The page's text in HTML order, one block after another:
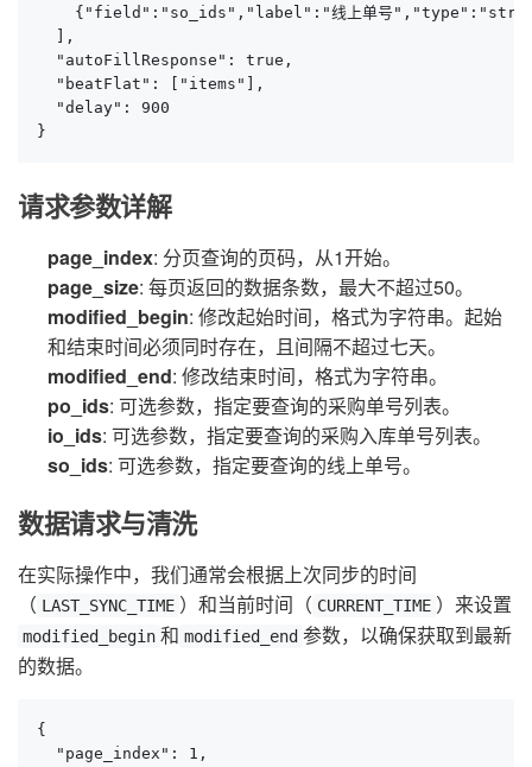
{"field":"so_ids","label":"线上单号
  ],
  "autoFillResponse": true,
  "beatFlat": ["items"],
  "delay": 900
}
请求参数详解
page_index: 分页查询的页码，从1开始。
page_size: 每页返回的数据条数，最大不超过50。
modified_begin: 修改起始时间，格式为字符串。起始
和结束时间必须同时存在，且间隔不超过七天。
modified_end: 修改结束时间，格式为字符串。
po_ids: 可选参数，指定要查询的采购单号列表。
io_ids: 可选参数，指定要查询的采购入库单号列表。
so_ids: 可选参数，指定要查询的线上单号。
数据请求与清洗
在实际操作中，我们通常会根据上次同步的时间
（ LAST_SYNC_TIME ）和当前时间（ CURRENT_TIME ）来设置
modified_begin 和 modified_end 参数，以确保获取到最新
的数据。
{
  "page_index": 1,